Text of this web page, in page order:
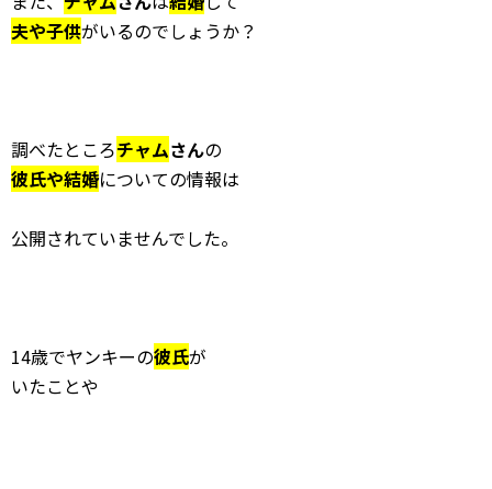
夫や子供がいるのでしょうか？
調べたところチャムさんの
彼氏や結婚についての情報は
公開されていませんでした。
14歳でヤンキーの彼氏が
いたことや